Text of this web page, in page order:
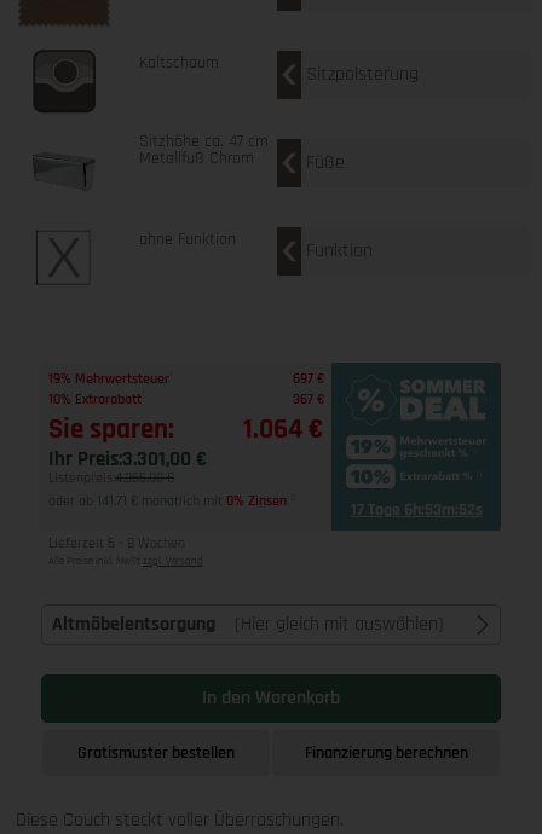
Kaltschaum Sitzpolsterung
Sitzhöhe ca. 47 cm
Metallfuß Chrom Füße
ohne Funktion Funktion
19% Mehrwertsteuer
697 €
10% Extrarabatt
367 €
Sie sparen: 1.064 €
Ihr Preis:3.301,00 €
Listenpreis: 4.365,00 €
oder ab 141,71 € monatlich mit 0% Zinsen 17 Tage 6h:53m:51s
Lieferzeit 6 - 8 Wochen
Alle Preise inkl. MwSt zzgl. Versand
Altmöbelentsorgung (Hier gleich mit auswählen)
In den Warenkorb
Gratismuster bestellen Finanzierung berechnen
Diese Couch steckt voller Überraschungen.